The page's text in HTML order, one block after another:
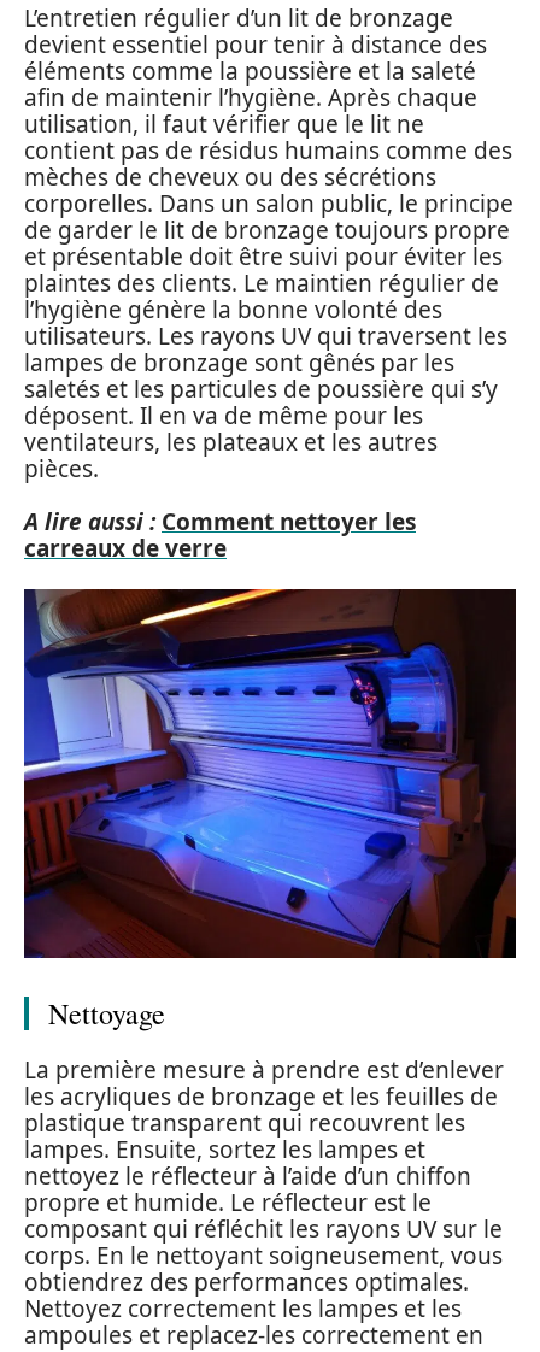
L’entretien régulier d’un lit de bronzage
devient essentiel pour tenir à distance des
éléments comme la poussière et la saleté
afin de maintenir l’hygiène. Après chaque
utilisation, il faut vérifier que le lit ne
contient pas de résidus humains comme des
mèches de cheveux ou des sécrétions
corporelles. Dans un salon public, le principe
de garder le lit de bronzage toujours propre
et présentable doit être suivi pour éviter les
plaintes des clients. Le maintien régulier de
l’hygiène génère la bonne volonté des
utilisateurs. Les rayons UV qui traversent les
lampes de bronzage sont gênés par les
saletés et les particules de poussière qui s’y
déposent. Il en va de même pour les
ventilateurs, les plateaux et les autres
pièces.
A lire aussi : Comment nettoyer les
carreaux de verre
Nettoyage
La première mesure à prendre est d’enlever
les acryliques de bronzage et les feuilles de
plastique transparent qui recouvrent les
lampes. Ensuite, sortez les lampes et
nettoyez le réflecteur à l’aide d’un chiffon
propre et humide. Le réflecteur est le
composant qui réfléchit les rayons UV sur le
corps. En le nettoyant soigneusement, vous
obtiendrez des performances optimales.
Nettoyez correctement les lampes et les
ampoules et replacez-les correctement en